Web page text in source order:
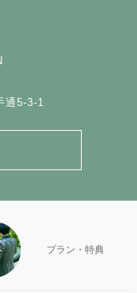
通5-3-1
プラン・特典